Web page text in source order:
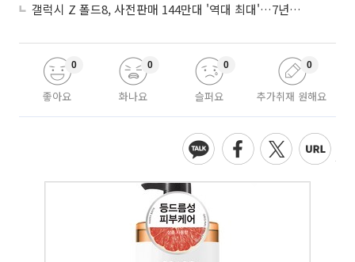
갤럭시 Z 폴드8, 사전판매 144만대 '역대 최대'…7년만에 갤노트10 기록 넘어
좋아요
0
화나요
0
슬퍼요
0
추가취재 원해요
0